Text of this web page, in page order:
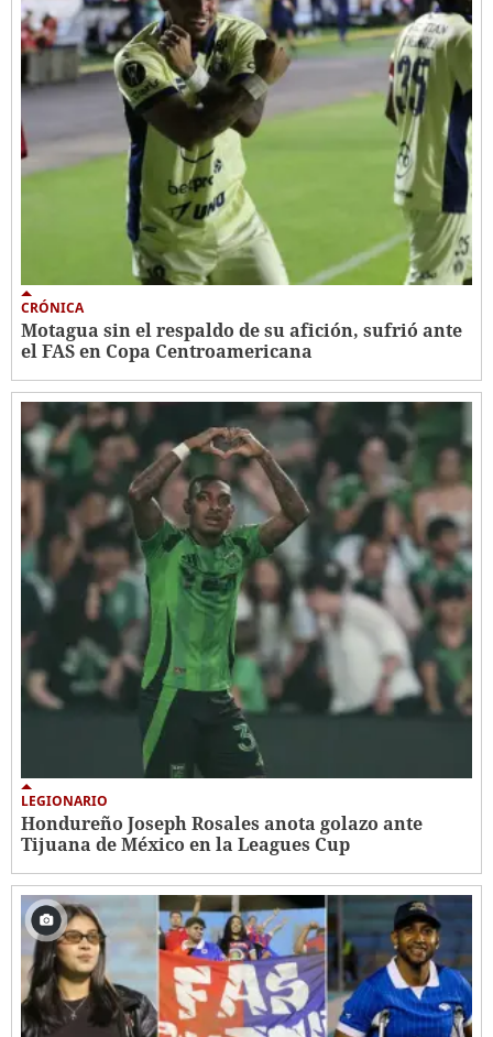
CRÓNICA
Motagua sin el respaldo de su afición, sufrió ante
el FAS en Copa Centroamericana
LEGIONARIO
Hondureño Joseph Rosales anota golazo ante
Tijuana de México en la Leagues Cup